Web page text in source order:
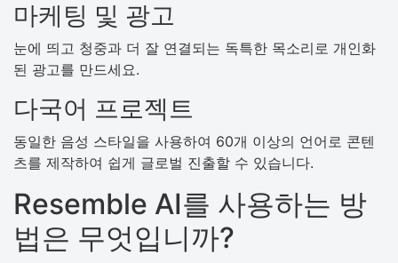
마케팅 및 광고
눈에 띄고 청중과 더 잘 연결되는 독특한 목소리로 개인화
된 광고를 만드세요.
다국어 프로젝트
동일한 음성 스타일을 사용하여 60개 이상의 언어로 콘텐
츠를 제작하여 쉽게 글로벌 진출할 수 있습니다.
Resemble AI를 사용하는 방
법은 무엇입니까?